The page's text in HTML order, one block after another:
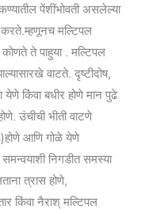
पेंशींभोवती असलेल्या
करते.म्हणूनच मल्टिपल
ते पाहुया . मल्टिपल
वाटते. दृष्टीदोष,
येणे किंवा बधीर होणे मान पुढे
उंचीची भीती वाटणे
आणि गोळे येणे
निगडीत समस्या
त्रास होणे,
किंवा नैराश् मल्टिपल